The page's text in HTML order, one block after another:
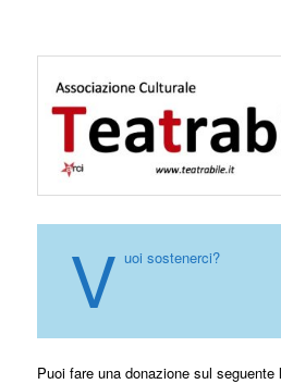
V uoi sostenerci?
Puoi fare una donazione sul seguente